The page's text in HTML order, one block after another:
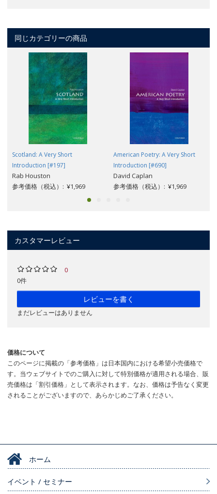
同じカテゴリーの商品
Scotland: A Very Short
Introduction [#197]
Rab Houston
参考価格（税込）: ¥1,969
American Poetry: A Very Short
Introduction [#690]
David Caplan
参考価格（税込）: ¥1,969
カスタマーレビュー
0
0件
レビューを書く
まだレビューはありません
価格について
このページに掲載の「参考価格」は日本国内における希望小売価格で
す。当ウェブサイトでのご購入に対して特別価格が適用される場合、販
売価格は「割引価格」として表示されます。なお、価格は予告なく変更
されることがございますので、あらかじめご了承ください。
ホーム
イベント / セミナー